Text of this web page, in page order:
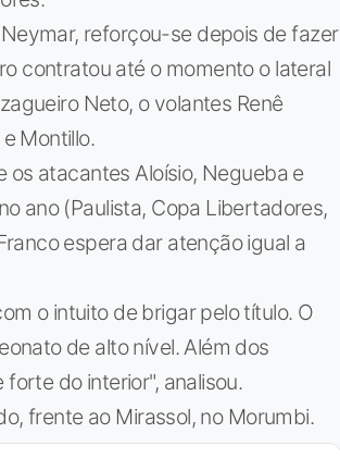
reforçou-se depois de fazer
contratou até o momento o lateral
Neto, o volantes Renê
Montillo.
os atacantes Aloísio, Negueba e
ano (Paulista, Copa Libertadores,
espera dar atenção igual a
o intuito de brigar pelo título. O
de alto nível. Além dos
do interior", analisou.
frente ao Mirassol, no Morumbi.